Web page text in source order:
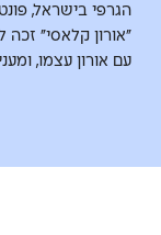
הגרפי בישראל,
"אורון קלאסי"
עם אורון עצמו,